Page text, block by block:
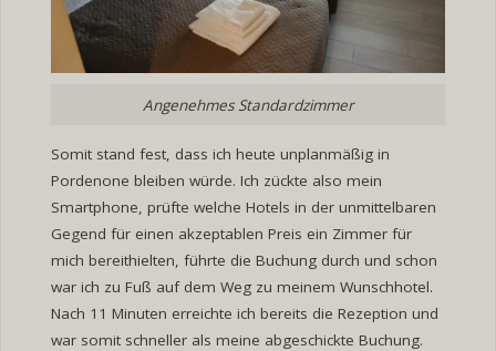
Angenehmes Standardzimmer
Somit stand fest, dass ich heute unplanmäßig in
Pordenone bleiben würde. Ich zückte also mein
Smartphone, prüfte welche Hotels in der unmittelbaren
Gegend für einen akzeptablen Preis ein Zimmer für
mich bereithielten, führte die Buchung durch und schon
war ich zu Fuß auf dem Weg zu meinem Wunschhotel.
Nach 11 Minuten erreichte ich bereits die Rezeption und
war somit schneller als meine abgeschickte Buchung.